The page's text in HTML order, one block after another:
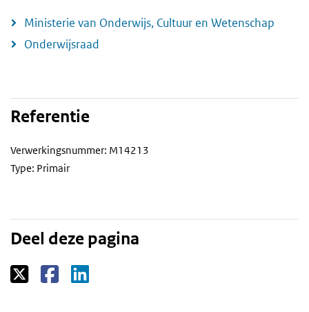
Ministerie van Onderwijs, Cultuur en Wetenschap
Onderwijsraad
Referentie
Verwerkingsnummer: M14213
Type: Primair
Deel deze pagina